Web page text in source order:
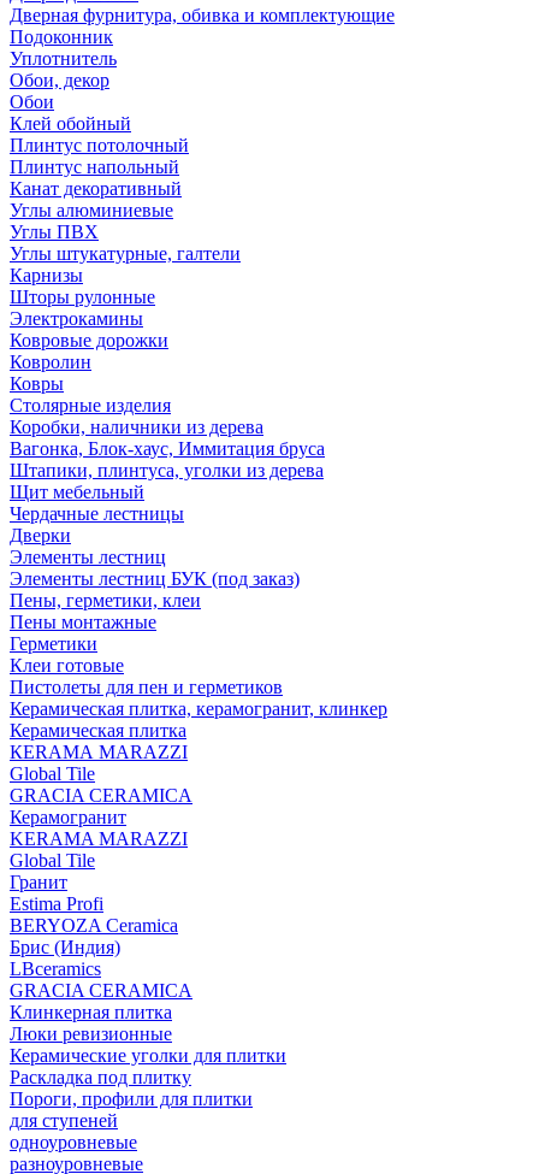
Дверная фурнитура, обивка и комплектующие
Подоконник
Уплотнитель
Обои, декор
Обои
Клей обойный
Плинтус потолочный
Плинтус напольный
Канат декоративный
Углы алюминиевые
Углы ПВХ
Углы штукатурные, галтели
Карнизы
Шторы рулонные
Электрокамины
Ковровые дорожки
Ковролин
Ковры
Столярные изделия
Коробки, наличники из дерева
Вагонка, Блок-хаус, Иммитация бруса
Штапики, плинтуса, уголки из дерева
Щит мебельный
Чердачные лестницы
Дверки
Элементы лестниц
Элементы лестниц БУК (под заказ)
Пены, герметики, клеи
Пены монтажные
Герметики
Клеи готовые
Пистолеты для пен и герметиков
Керамическая плитка, керамогранит, клинкер
Керамическая плитка
КЕRАМА MARAZZI
Global Tile
GRACIA CERAMICA
Керамогранит
KERAMA MARAZZI
Global Tile
Гранит
Estima Profi
BERYOZA Ceramica
Брис (Индия)
LBceramics
GRACIA CERAMICA
Клинкерная плитка
Люки ревизионные
Керамические уголки для плитки
Раскладка под плитку
Пороги, профили для плитки
для ступеней
одноуровневые
разноуровневые